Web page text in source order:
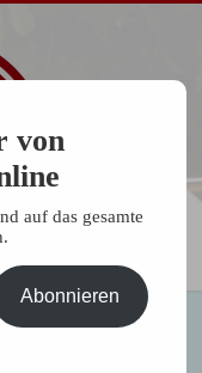
» Frage zum
von
auf das gesamte
Abonnieren